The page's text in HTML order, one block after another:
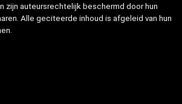
zijn auteursrechtelijk beschermd door hun
Alle geciteerde inhoud is afgeleid van hun